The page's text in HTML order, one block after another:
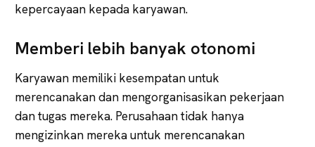
kepercayaan kepada karyawan.
Memberi lebih banyak otonomi
Karyawan memiliki kesempatan untuk
merencanakan dan mengorganisasikan pekerjaan
dan tugas mereka. Perusahaan tidak hanya
mengizinkan mereka untuk merencanakan